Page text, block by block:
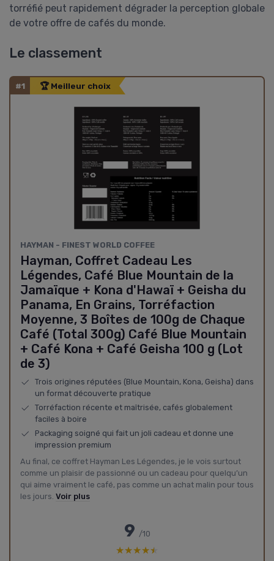
torréfié peut rapidement dégrader la perception globale
de votre offre de cafés du monde.
Le classement
#1 🏆 Meilleur choix
HAYMAN - FINEST WORLD COFFEE
Hayman, Coffret Cadeau Les
Légendes, Café Blue Mountain de la
Jamaïque + Kona d'Hawaï + Geisha du
Panama, En Grains, Torréfaction
Moyenne, 3 Boîtes de 100g de Chaque
Café (Total 300g) Café Blue Mountain
+ Café Kona + Café Geisha 100 g (Lot
de 3)
Trois origines réputées (Blue Mountain, Kona, Geisha) dans
un format découverte pratique
Torréfaction récente et maîtrisée, cafés globalement
faciles à boire
Packaging soigné qui fait un joli cadeau et donne une
impression premium
Au final, ce coffret Hayman Les Légendes, je le vois surtout
comme un plaisir de passionné ou un cadeau pour quelqu’un
qui aime vraiment le café, pas comme un achat malin pour tous
les jours. Voir plus
9 /10
★★★★★
★★★★★